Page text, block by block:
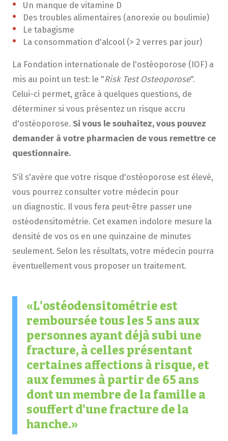
Un manque de vitamine D
Des troubles alimentaires (anorexie ou boulimie)
Le tabagisme
La consommation d'alcool (> 2 verres par jour)
La Fondation internationale de l'ostéoporose (IOF) a
mis au point un test: le "Risk Test Osteoporose".
Celui-ci permet, grâce à quelques questions, de
déterminer si vous présentez un risque accru
d'ostéoporose. Si vous le souhaitez, vous pouvez
demander à votre pharmacien de vous remettre ce
questionnaire.
S'il s'avère que votre risque d'ostéoporose est élevé,
vous pourrez consulter votre médecin pour
un diagnostic. Il vous fera peut-être passer une
ostéodensitométrie. Cet examen indolore mesure la
densité de vos os en une quinzaine de minutes
seulement. Selon les résultats, votre médecin pourra
éventuellement vous proposer un traitement.
L'ostéodensitométrie est
remboursée tous les 5 ans aux
personnes ayant déjà subi une
fracture, à celles présentant
certaines affections à risque, et
aux femmes à partir de 65 ans
dont un membre de la famille a
souffert d'une fracture de la
hanche.